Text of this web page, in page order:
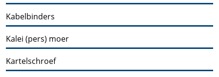
Kabelbinders
Kalei (pers) moer
Kartelschroef